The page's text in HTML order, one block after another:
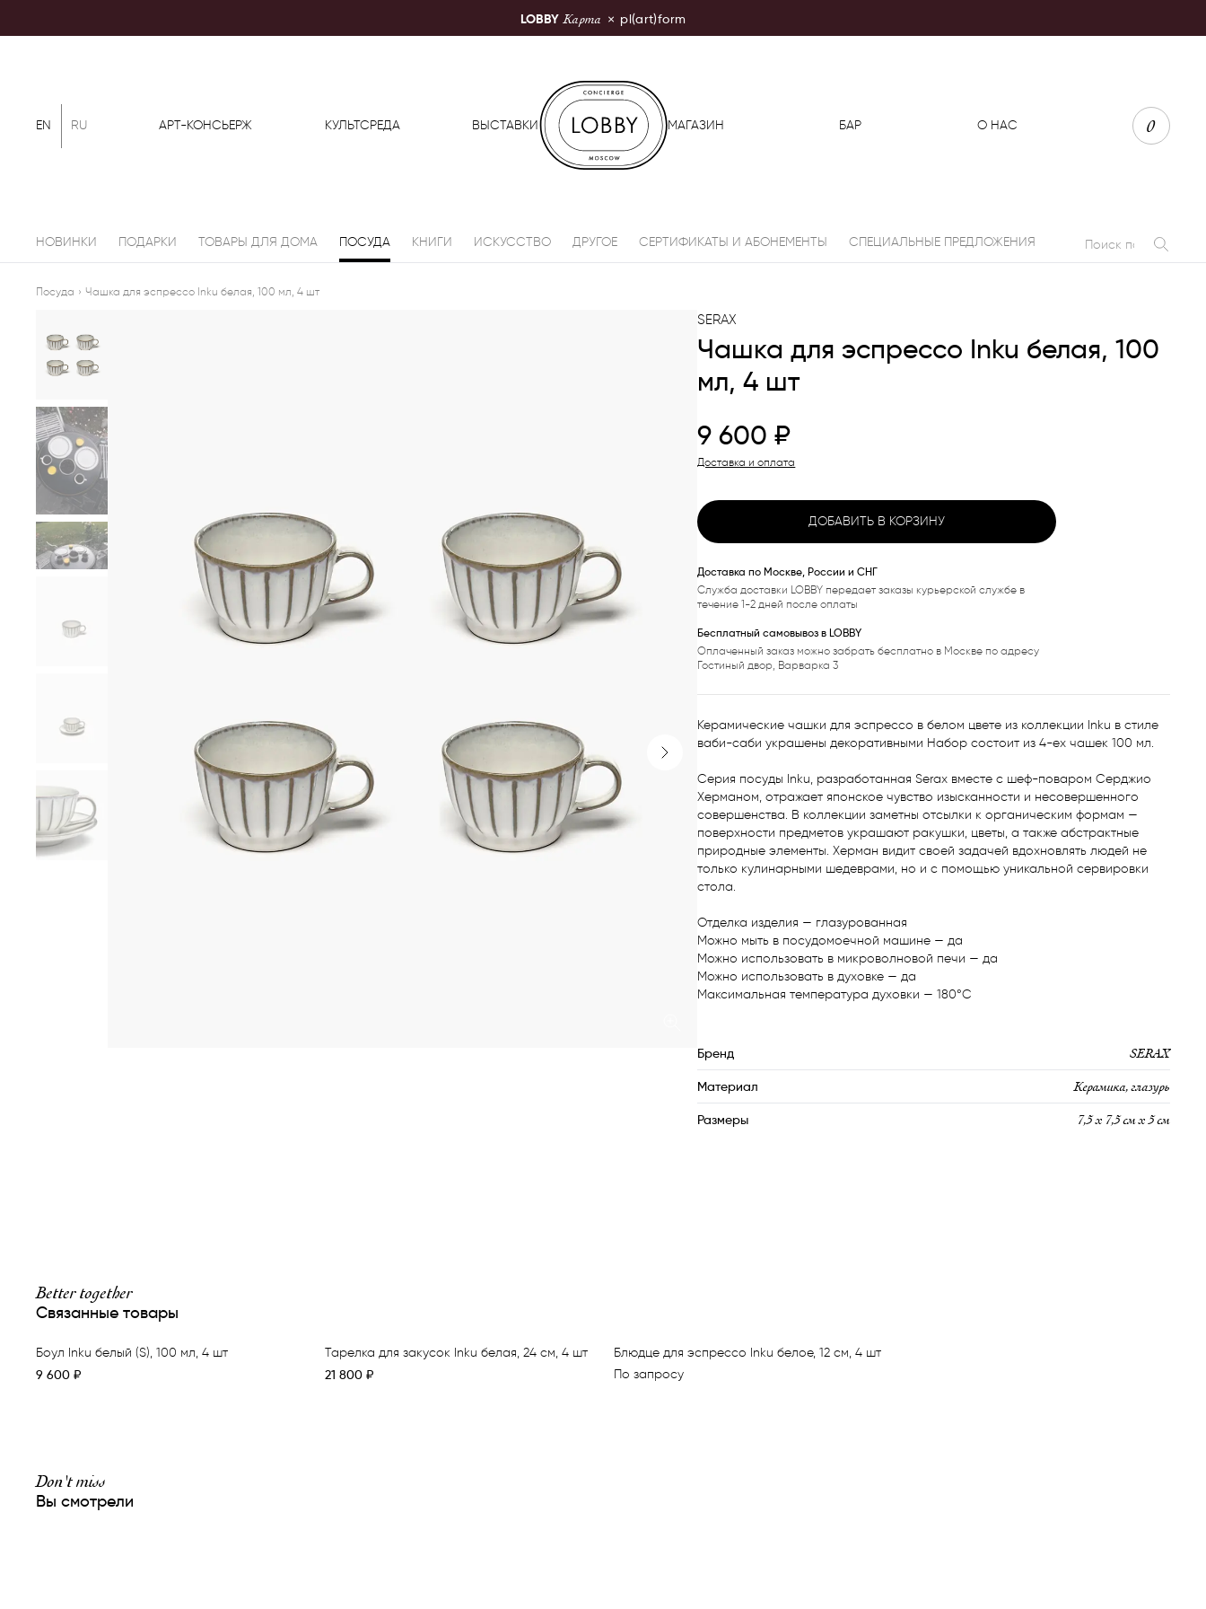
LOBBY Карта × pl(art)form
EN RU АРТ-КОНСЬЕРЖ КУЛЬТСРЕДА ВЫСТАВКИ
LOBBY Moscow
МАГАЗИН БАР О НАС 0
НОВИНКИ ПОДАРКИ ТОВАРЫ ДЛЯ ДОМА ПОСУДА КНИГИ ИСКУССТВО ДРУГОЕ СЕРТИФИКАТЫ И АБОНЕМЕНТЫ СПЕЦИАЛЬНЫЕ ПРЕДЛОЖЕНИЯ
Посуда › Чашка для эспрессо Inku белая, 100 мл, 4 шт
Next slide
SERAX
Чашка для эспрессо Inku белая, 100
мл, 4 шт
9 600₽
Доставка и оплата
ДОБАВИТЬ В КОРЗИНУ
Доставка по Москве, России и СНГ
Служба доставки LOBBY передает заказы курьерской службе в
течение 1-2 дней после оплаты
Бесплатный самовывоз в LOBBY
Оплаченный заказ можно забрать бесплатно в Москве по адресу
Гостиный двор, Варварка 3
Керамические чашки для эспрессо в белом цвете из коллекции Inku в стиле
ваби-саби украшены декоративными Набор состоит из 4-ех чашек 100 мл.
Серия посуды Inku, разработанная Serax вместе с шеф-поваром Серджио
Херманом, отражает японское чувство изысканности и несовершенного
совершенства. В коллекции заметны отсылки к органическим формам —
поверхности предметов украшают ракушки, цветы, а также абстрактные
природные элементы. Херман видит своей задачей вдохновлять людей не
только кулинарными шедеврами, но и с помощью уникальной сервировки
стола.
Отделка изделия — глазурованная
Можно мыть в посудомоечной машине — да
Можно использовать в микроволновой печи — да
Можно использовать в духовке — да
Максимальная температура духовки — 180°C
Бренд SERAX
Материал Керамика, глазурь
Размеры 7,5 х 7,5 см х 5 см
Better together
Связанные товары
Боул Inku белый (S), 100 мл, 4 шт
9 600 ₽
Тарелка для закусок Inku белая, 24 см, 4 шт
21 800 ₽
Блюдце для эспрессо Inku белое, 12 см, 4 шт
По запросу
Don't miss
Вы смотрели